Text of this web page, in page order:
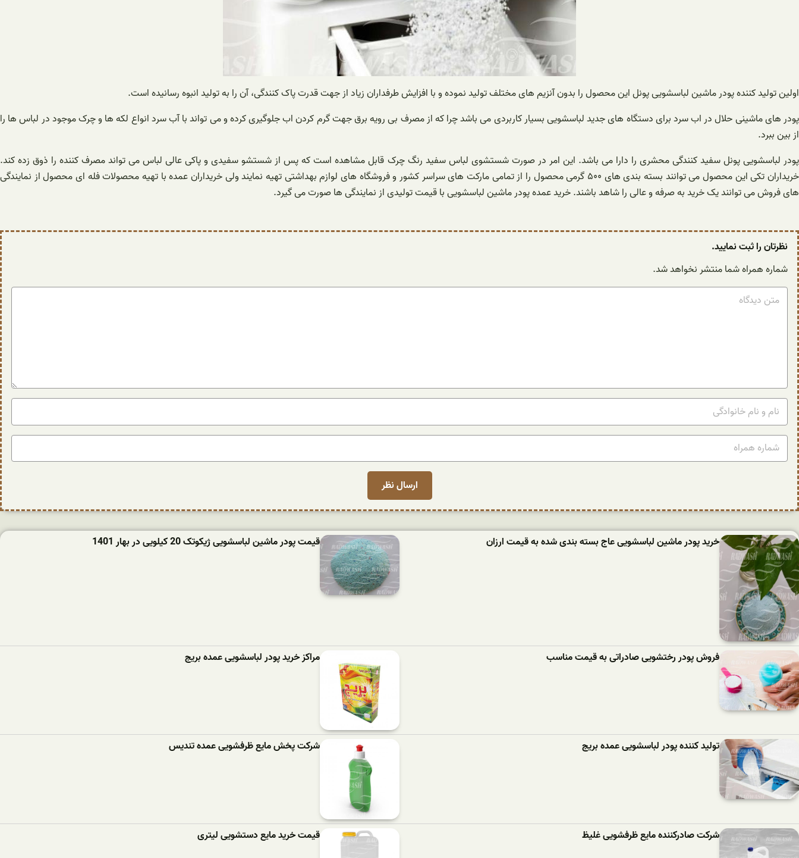
اولین تولید کننده پودر ماشین لباسشویی پونل این محصول را بدون آنزیم های مختلف تولید نموده و با افزایش طرفداران زیاد از جهت قدرت پاک کنندگی، آن را به تولید انبوه رسانیده است.
پودر های ماشینی حلال در اب سرد برای دستگاه های جدید لباسشویی بسیار کاربردی می باشد چرا که از مصرف بی رویه برق جهت گرم کردن اب جلوگیری کرده و می تواند با آب سرد انواع لکه ها و چرک موجود در لباس ها را
از بین ببرد.
پودر لباسشویی پونل سفید کنندگی محشری را دارا می باشد. این امر در صورت شستشوی لباس سفید رنگ چرک قابل مشاهده است که پس از شستشو سفیدی و پاکی عالی لباس می تواند مصرف کننده را ذوق زده کند.
خریداران تکی این محصول می توانند بسته بندی های ۵۰۰ گرمی محصول را از تمامی مارکت های سراسر کشور و فروشگاه های لوازم بهداشتی تهیه نمایند ولی خریداران عمده با تهیه محصولات فله ای محصول از نمایندگی
های فروش می توانند یک خرید به صرفه و عالی را شاهد باشند. خرید عمده پودر ماشین لباسشویی با قیمت تولیدی از نمایندگی ها صورت می گیرد.
نظرتان را ثبت نمایید.
شماره همراه شما منتشر نخواهد شد.
خرید پودر ماشین لباسشویی عاج بسته بندی شده به قیمت ارزان قیمت پودر ماشین لباسشویی ژیکوتک 20 کیلویی در بهار 1401
فروش پودر رختشویی صادراتی به قیمت مناسب مراکز خرید پودر لباسشویی عمده بریج
تولید کننده پودر لباسشویی عمده بریج شرکت پخش مایع ظرفشویی عمده تندیس
شرکت صادرکننده مایع ظرفشویی غلیظ قیمت خرید مایع دستشویی لیتری